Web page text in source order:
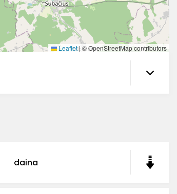
Leaflet|© OpenStreetMap contributors
daina